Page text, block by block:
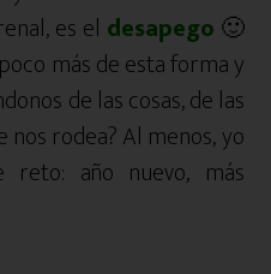
es el desapego 🙂
más de esta forma y
de las cosas, de las
rodea? Al menos, yo
año nuevo, más